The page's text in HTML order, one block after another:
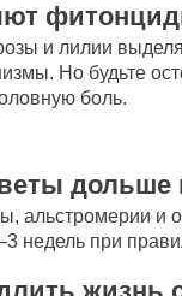
и лилии
Но будьте
боль.
дольше
альстромерии и
недель при